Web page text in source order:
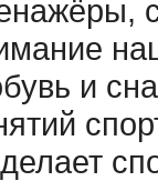
и
делает